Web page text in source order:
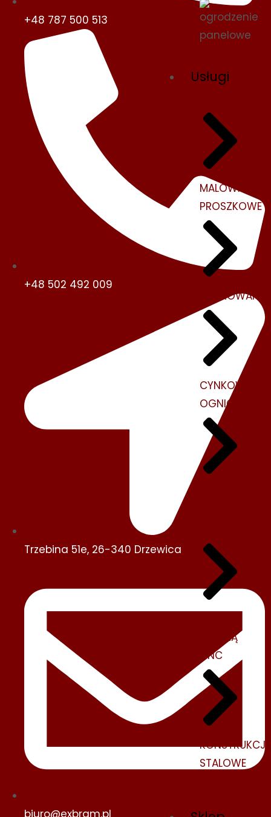
Usługi
MALOWANIE
PROSZKOWE
PIASKOWANIE
CYNKOWANIE
OGNIOWE
PLAZMĄ
CNC
KONSTRUKCJE
STALOWE
+48 787 500 513
+48 502 492 009
Trzebina 51e, 26-340 Drzewica